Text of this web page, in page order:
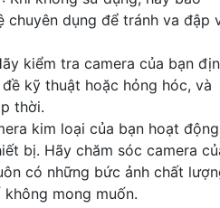
chuyên dụng để tránh va đập
kiểm tra camera của bạn
kỹ thuật hoặc hỏng hóc, và
thời.
kim loại của bạn hoạt động
bị. Hãy chăm sóc camera
có những bức ảnh chất
mong muốn.